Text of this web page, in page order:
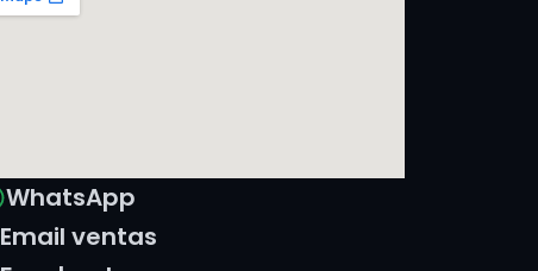
WhatsApp
Email ventas